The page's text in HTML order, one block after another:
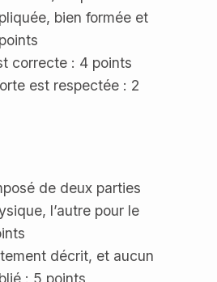
bien formée et
correcte : 4 points
est respectée : 2
de deux parties
l’autre pour le
décrit, et aucun
: 5 points